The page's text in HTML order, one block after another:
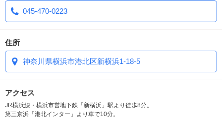
045-470-0223
住所
神奈川県横浜市港北区新横浜1-18-5
アクセス
JR横浜線・横浜市営地下鉄「新横浜」駅より徒歩8分。
第三京浜「港北インター」より車で10分。